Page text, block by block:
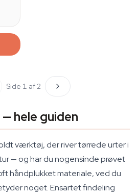
Side 1 af 2
hele guiden
værktøj, der river tørrede urter i
— og har du nogensinde prøvet
håndplukket materiale, ved du
noget. Ensartet findeling